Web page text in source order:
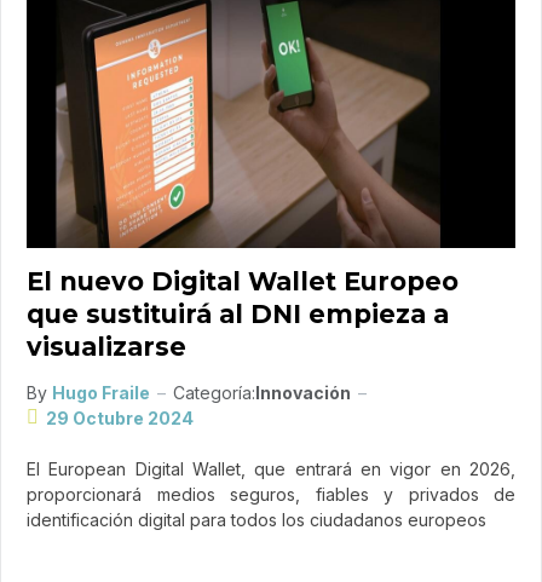
El nuevo Digital Wallet Europeo
que sustituirá al DNI empieza a
visualizarse
By Hugo Fraile Categoría:Innovación
29 Octubre 2024
El European Digital Wallet, que entrará en vigor en 2026,
proporcionará medios seguros, fiables y privados de
identificación digital para todos los ciudadanos europeos